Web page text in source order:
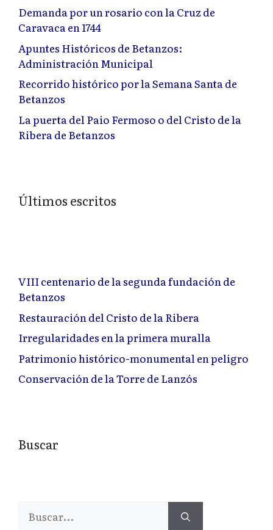
Demanda por un rosario con la Cruz de
Caravaca en 1744
Apuntes Históricos de Betanzos:
Administración Municipal
Recorrido histórico por la Semana Santa de
Betanzos
La puerta del Paio Fermoso o del Cristo de la
Ribera de Betanzos
Últimos escritos
VIII centenario de la segunda fundación de
Betanzos
Restauración del Cristo de la Ribera
Irregularidades en la primera muralla
Patrimonio histórico-monumental en peligro
Conservación de la Torre de Lanzós
Buscar